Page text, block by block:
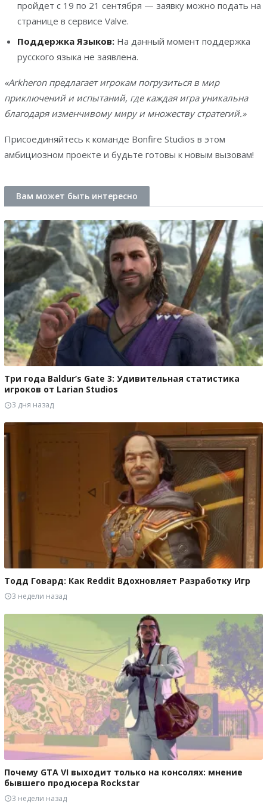
пройдет с 19 по 21 сентября — заявку можно подать на
странице в сервисе Valve.
Поддержка Языков:На данный момент поддержка
русского языка не заявлена.
«Arkheron предлагает игрокам погрузиться в мир
приключений и испытаний, где каждая игра уникальна
благодаря изменчивому миру и множеству стратегий.»
Присоединяйтесь к команде Bonfire Studios в этом
амбициозном проекте и будьте готовы к новым вызовам!
Вам может быть интересно
Три года Baldur’s Gate 3: Удивительная статистика
игроков от Larian Studios
3 дня назад
Тодд Говард: Как Reddit Вдохновляет Разработку Игр
3 недели назад
Почему GTA VI выходит только на консолях: мнение
бывшего продюсера Rockstar
3 недели назад